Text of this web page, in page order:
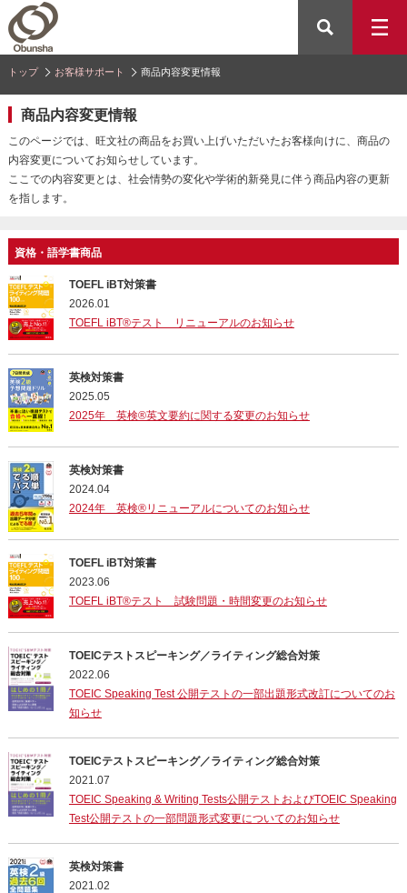
トップ お客様サポート 商品内容変更情報
商品内容変更情報
このページでは、旺文社の商品をお買い上げいただいたお客様向けに、商品の
内容変更についてお知らせしています。
ここでの内容変更とは、社会情勢の変化や学術的新発見に伴う商品内容の更新
を指します。
資格・語学書商品
TOEFL iBT対策書
2026.01
TOEFL iBT®テスト リニューアルのお知らせ
英検対策書
2025.05
2025年 英検®英文要約に関する変更のお知らせ
英検対策書
2024.04
2024年 英検®リニューアルについてのお知らせ
TOEFL iBT対策書
2023.06
TOEFL iBT®テスト 試験問題・時間変更のお知らせ
TOEICテストスピーキング／ライティング総合対策
2022.06
TOEIC Speaking Test 公開テストの一部出題形式改訂についてのお
知らせ
TOEICテストスピーキング／ライティング総合対策
2021.07
TOEIC Speaking & Writing Tests公開テストおよびTOEIC Speaking
Test公開テストの一部問題形式変更についてのお知らせ
英検対策書
2021.02